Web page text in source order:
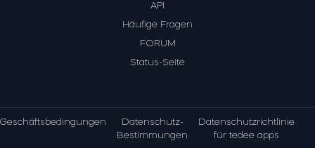
API
Häufige Fragen
FORUM
Status-Seite
Geschäftsbedingungen
Datenschutz-
Bestimmungen
Datenschutzrichtlinie
für tedee apps